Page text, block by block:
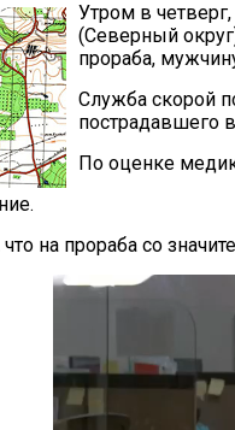
Утром в
(Северный
прораба,
Служба скорой
пострадавшего
По оценке
на прораба со